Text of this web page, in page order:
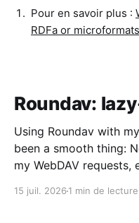
Pour en savoir plus :
RDFa or
Roundav:
Using Roundav with
been a smooth thing:
my WebDAV
nested folders. All of that results in timeouts in the
15 juil. 2026 1 min de lecture